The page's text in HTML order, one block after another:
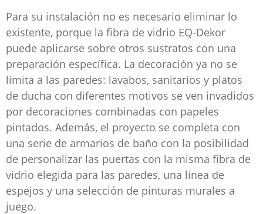
Para su instalación no es necesario eliminar lo
existente, porque la fibra de vidrio EQ-Dekor
puede aplicarse sobre otros sustratos con una
preparación específica. La decoración ya no se
limita a las paredes: lavabos, sanitarios y platos
de ducha con diferentes motivos se ven invadidos
por decoraciones combinadas con papeles
pintados. Además, el proyecto se completa con
una serie de armarios de baño con la posibilidad
de personalizar las puertas con la misma fibra de
vidrio elegida para las paredes, una línea de
espejos y una selección de pinturas murales a
juego.